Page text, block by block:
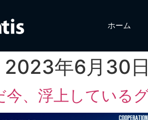
ホーム
2023年6月30日
今、浮上している